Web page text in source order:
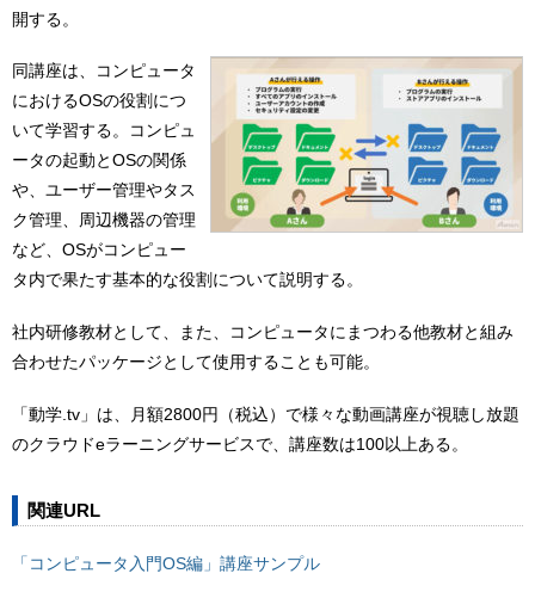
開する。
同講座は、コンピュータ
におけるOSの役割につ
いて学習する。コンピュ
ータの起動とOSの関係
や、ユーザー管理やタス
ク管理、周辺機器の管理
など、OSがコンピュー
タ内で果たす基本的な役割について説明する。
社内研修教材として、また、コンピュータにまつわる他教材と組み
合わせたパッケージとして使用することも可能。
「動学.tv」は、月額2800円（税込）で様々な動画講座が視聴し放題
のクラウドeラーニングサービスで、講座数は100以上ある。
関連URL
「コンピュータ入門OS編」講座サンプル